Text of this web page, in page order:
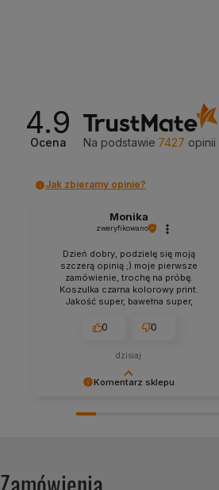
4.9
Ocena Na podstawie 7427 opinii
Jak zbieramy opinie?
Komentarz sklepu
mamy nadzieję - do szybkiego
Monika
zweryfikowano
Dzień dobry, podzielę się moją
szczerą opinią ;) moje pierwsze
zamówienie, trochę na próbę.
Koszulka czarna kolorowy print.
Jakość super, bawełna super,
wymiarowo super, optycznie
Zamówienie przyszło szybciej niż
zapowiedź co chyba pierwszy raz
mi się zdarzyło 💪 chętnie
0 0
dzisiaj